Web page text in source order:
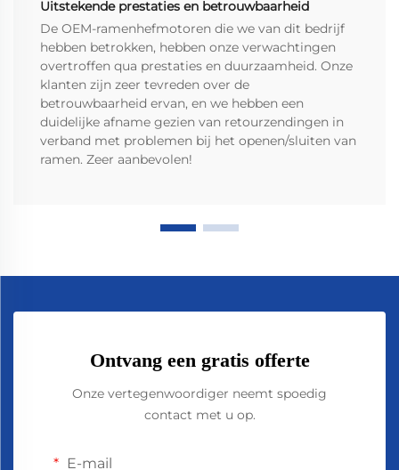
Uitstekende prestaties en betrouwbaarheid
De OEM-ramenhefmotoren die we van dit bedrijf
hebben betrokken, hebben onze verwachtingen
overtroffen qua prestaties en duurzaamheid. Onze
klanten zijn zeer tevreden over de
betrouwbaarheid ervan, en we hebben een
duidelijke afname gezien van retourzendingen in
verband met problemen bij het openen/sluiten van
ramen. Zeer aanbevolen!
Ontvang een gratis offerte
Onze vertegenwoordiger neemt spoedig
contact met u op.
E-mail